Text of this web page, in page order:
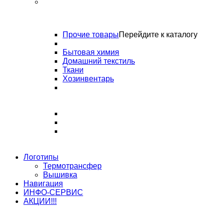
Прочие товарыПерейдите к каталогу
Бытовая химия
Домашний текстиль
Ткани
Хозинвентарь
Логотипы
Термотрансфер
Вышивка
Навигация
ИНФО-СЕРВИС
АКЦИИ!!!